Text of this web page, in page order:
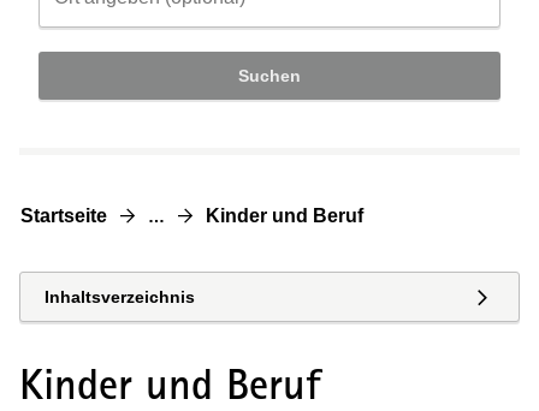
Suchen
Startseite … Kinder und Beruf
Inhaltsverzeichnis
Kinder und Beruf